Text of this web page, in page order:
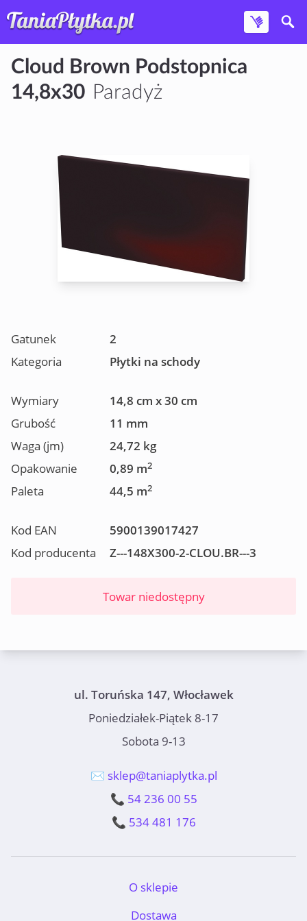
Cloud Brown Podstopnica
14,8x30 Paradyż
Gatunek
2
Kategoria
Płytki na schody
Wymiary
14,8 cm x 30 cm
Grubość
11 mm
Waga (jm)
24,72 kg
Opakowanie
0,89 m2
Paleta 44,5 m2
Kod EAN
5900139017427
Kod producenta
Z---148X300-2-CLOU.BR---3
Towar niedostępny
ul. Toruńska 147, Włocławek
Poniedziałek-Piątek 8-17
Sobota 9-13
✉️ sklep@taniaplytka.pl
📞 54 236 00 55
📞 534 481 176
O sklepie
Dostawa